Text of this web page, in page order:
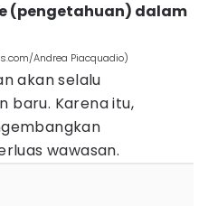
(pengetahuan) dalam
Andrea Piacquadio)
akan selalu
baru. Karena itu,
wawasan.